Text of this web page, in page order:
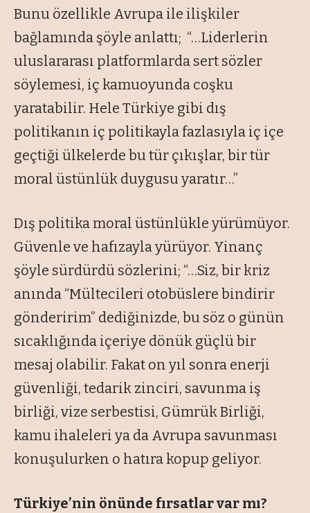
Bunu özellikle Avrupa ile ilişkiler
bağlamında şöyle anlattı; “…Liderlerin
uluslararası platformlarda sert sözler
söylemesi, iç kamuoyunda coşku
yaratabilir. Hele Türkiye gibi dış
politikanın iç politikayla fazlasıyla iç içe
geçtiği ülkelerde bu tür çıkışlar, bir tür
moral üstünlük duygusu yaratır…”
Dış politika moral üstünlükle yürümüyor.
Güvenle ve hafızayla yürüyor. Yinanç
şöyle sürdürdü sözlerini; “…Siz, bir kriz
anında “Mültecileri otobüslere bindirir
gönderirim” dediğinizde, bu söz o günün
sıcaklığında içeriye dönük güçlü bir
mesaj olabilir. Fakat on yıl sonra enerji
güvenliği, tedarik zinciri, savunma iş
birliği, vize serbestisi, Gümrük Birliği,
kamu ihaleleri ya da Avrupa savunması
konuşulurken o hatıra kopup geliyor.
Türkiye’nin önünde fırsatlar var mı?